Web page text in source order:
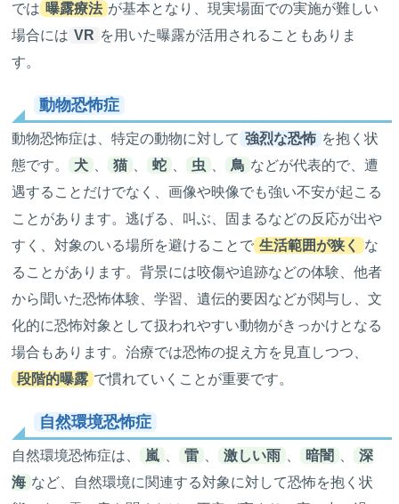
では 曝露療法 が基本となり、現実場面での実施が難しい
場合には VR を用いた曝露が活用されることもありま
す。
動物恐怖症
動物恐怖症は、特定の動物に対して 強烈な恐怖 を抱く状
態です。
犬 猫 蛇 虫 鳥 などが代表的で、遭
遇することだけでなく、画像や映像でも強い不安が起こる
ことがあります。逃げる、叫ぶ、固まるなどの反応が出や
すく、対象のいる場所を避けることで 生活範囲が狭く
な
ることがあります。背景には咬傷や追跡などの体験、他者
から聞いた恐怖体験、学習、遺伝的要因などが関与し、文
化的に恐怖対象として扱われやすい動物がきっかけとなる
場合もあります。治療では恐怖の捉え方を見直しつつ、
段階的曝露 で慣れていくことが重要です。
自然環境恐怖症
自然環境恐怖症は、 嵐 雷 激しい雨 暗闇
深
海 など、自然環境に関連する対象に対して恐怖を抱く状